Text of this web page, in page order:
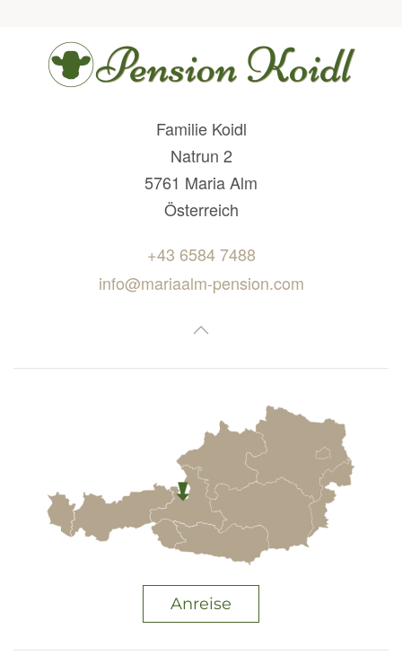
Familie Koidl
Natrun 2
5761 Maria Alm
Österreich
+43 6584 7488
info@mariaalm-pension.com
Anreise